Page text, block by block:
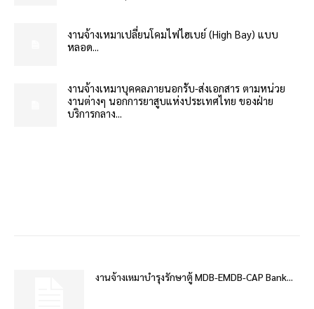
งานจ้างเหมาเปลี่ยนโคมไฟไฮเบย์ (High Bay) แบบ
หลอด...
งานจ้างเหมาบุคคลภายนอกรับ-ส่งเอกสาร ตามหน่วย
งานต่างๆ นอกการยาสูบแห่งประเทศไทย ของฝ่าย
บริการกลาง...
งานจ้างเหมาบำรุงรักษาตู้ MDB-EMDB-CAP Bank...